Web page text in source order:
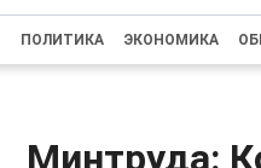
ПОЛИТИКА ЭКОНОМИКА
Минтруда: